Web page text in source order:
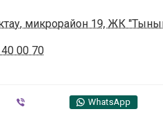
микрорайон 19, ЖК
00 70
WhatsApp